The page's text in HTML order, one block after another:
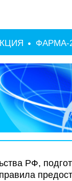
ФАРМА-
РФ,